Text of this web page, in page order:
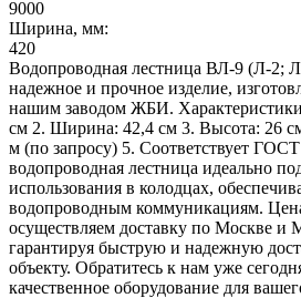
9000
Ширина, мм:
420
Водопроводная лестница ВЛ-9 (Л-2;
надежное и прочное изделие,
нашим заводом ЖБИ.
см 2. Ширина: 42,4 см 3. Высота: 26
м (по запросу) 5. Соответствует
водопроводная лестница идеально
использования в колодцах,
водопроводным коммуникациям.
осуществляем доставку по Москве и
гарантируя быструю и надежную
объекту. Обратитесь к нам уже
качественное оборудование для